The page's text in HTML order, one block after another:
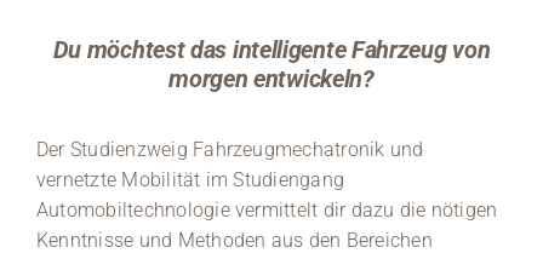
Du möchtest das intelligente Fahrzeug von
morgen entwickeln?
Der Studienzweig Fahrzeugmechatronik und
vernetzte Mobilität im Studiengang
Automobiltechnologie vermittelt dir dazu die nötigen
Kenntnisse und Methoden aus den Bereichen